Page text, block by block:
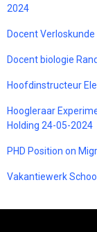
2024
Docent
Docent biologie
Hoofdinstructeur
Hoogleraar
Holding 24-05-2024
PHD Position on
Vakantiewerk